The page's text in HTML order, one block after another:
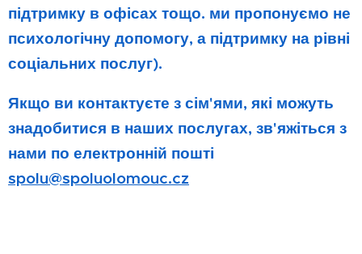
підтримку в офісах тощо. ми пропонуємо не
психологічну допомогу, а підтримку на рівні
соціальних послуг).
Якщо ви контактуєте з сім'ями, які можуть
знадобитися в наших послугах, зв'яжіться з
нами по електронній пошті
spolu@spoluolomouc.cz